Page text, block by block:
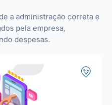
a administração correta e
pela empresa,
despesas.